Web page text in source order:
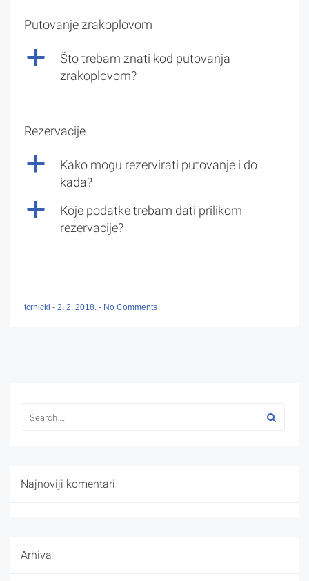
Putovanje zrakoplovom
a
Što trebam znati kod putovanja
zrakoplovom?
Rezervacije
a
Kako mogu rezervirati putovanje i do
kada?
a
Koje podatke trebam dati prilikom
rezervacije?
tcrnicki - 2. 2. 2018. - No Comments
Najnoviji komentari
Arhiva